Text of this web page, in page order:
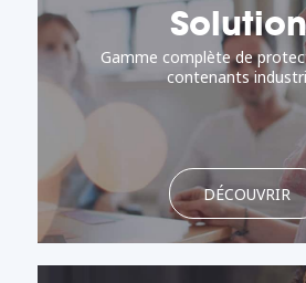
Gamme complète de
contenants
DÉCOUVRIR